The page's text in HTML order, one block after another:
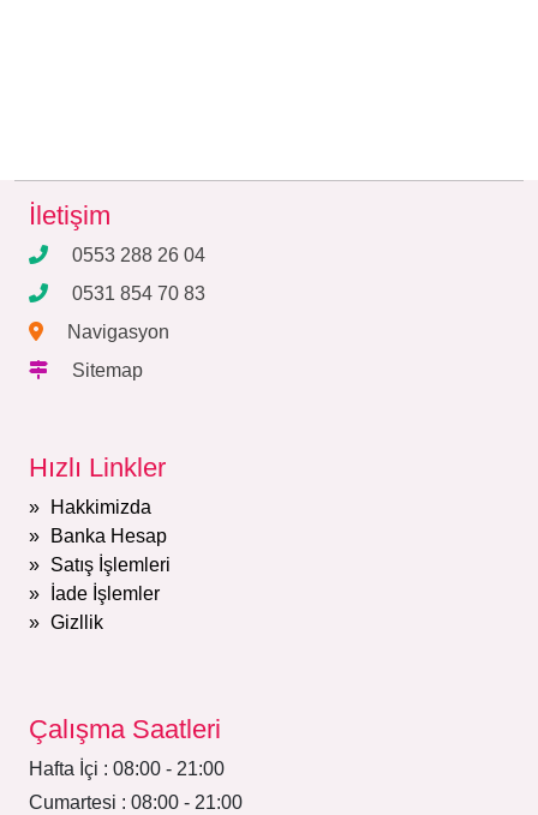
İletişim
0553 288 26 04
0531 854 70 83
Navigasyon
Sitemap
Hızlı Linkler
Hakkimizda
Banka Hesap
Satış İşlemleri
İade İşlemler
Gizllik
Çalışma Saatleri
Hafta İçi : 08:00 - 21:00
Cumartesi : 08:00 - 21:00